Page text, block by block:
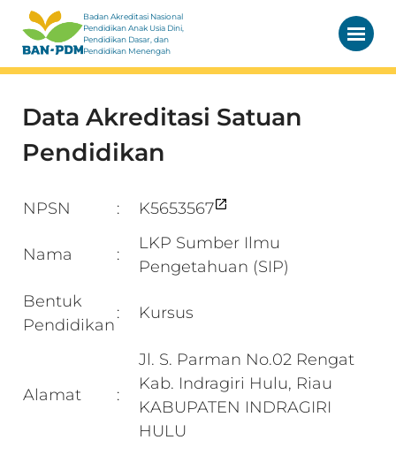
Badan Akreditasi Nasional
Pendidikan Anak Usia Dini,
Pendidikan Dasar, dan
Pendidikan Menengah
Data Akreditasi Satuan
Pendidikan
NPSN : K5653567
Nama :
LKP Sumber Ilmu
Pengetahuan (SIP)
Bentuk
Pendidikan
: Kursus
Alamat :
Jl. S. Parman No.02 Rengat
Kab. Indragiri Hulu, Riau
KABUPATEN INDRAGIRI
HULU